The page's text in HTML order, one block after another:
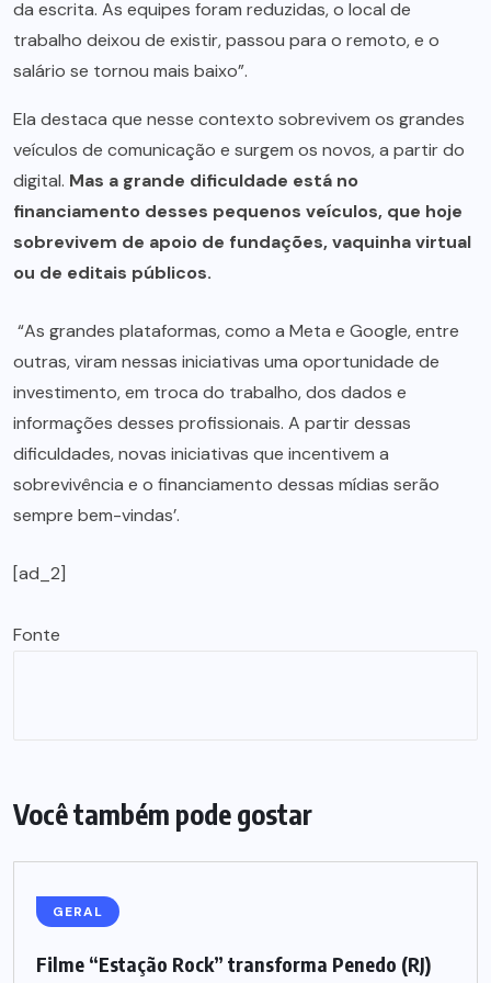
da escrita. As equipes foram reduzidas, o local de
trabalho deixou de existir, passou para o remoto, e o
salário se tornou mais baixo”.
Ela destaca que nesse contexto sobrevivem os grandes
veículos de comunicação e surgem os novos, a partir do
digital. Mas a grande dificuldade está no
financiamento desses pequenos veículos, que hoje
sobrevivem de apoio de fundações, vaquinha virtual
ou de editais públicos.
“As grandes plataformas, como a Meta e Google, entre
outras, viram nessas iniciativas uma oportunidade de
investimento, em troca do trabalho, dos dados e
informações desses profissionais. A partir dessas
dificuldades, novas iniciativas que incentivem a
sobrevivência e o financiamento dessas mídias serão
sempre bem-vindas’.
[ad_2]
Fonte
Você também pode gostar
GERAL
Filme “Estação Rock” transforma Penedo (RJ)